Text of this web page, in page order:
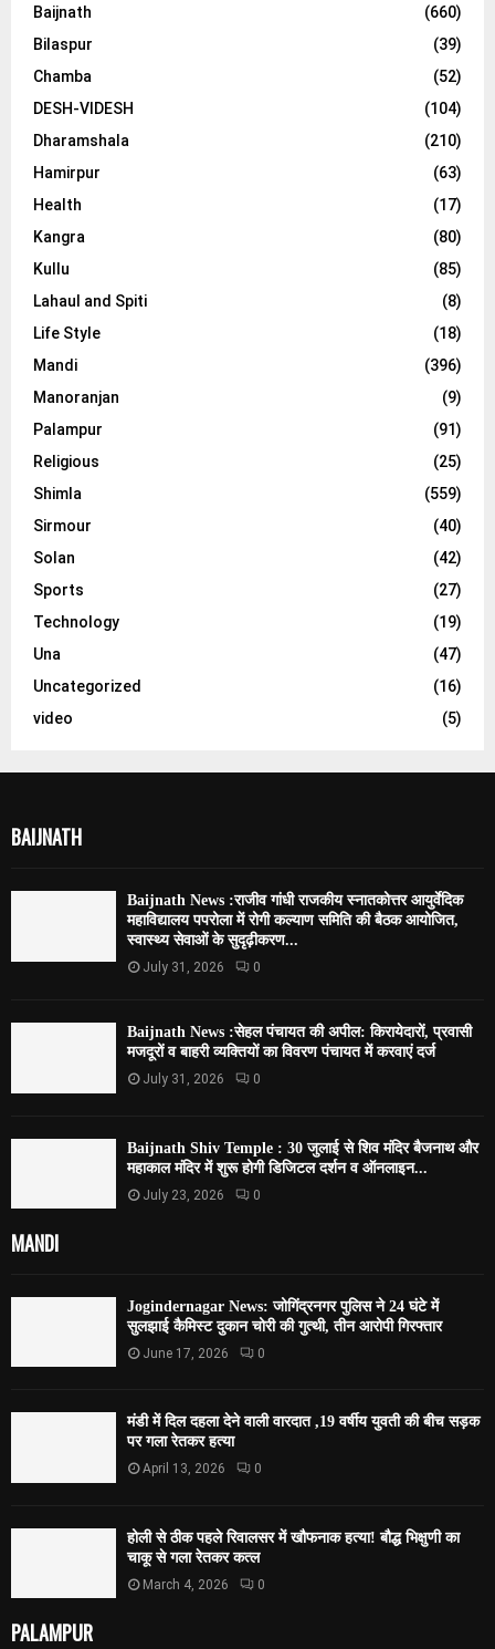
Baijnath
(660)
Bilaspur
(39)
Chamba
(52)
DESH-VIDESH
(104)
Dharamshala
(210)
Hamirpur
(63)
Health
(17)
Kangra
(80)
Kullu
(85)
Lahaul and Spiti
(8)
Life Style
(18)
Mandi
(396)
Manoranjan
(9)
Palampur
(91)
Religious
(25)
Shimla
(559)
Sirmour
(40)
Solan
(42)
Sports
(27)
Technology
(19)
Una
(47)
Uncategorized
(16)
video
(5)
BAIJNATH
Baijnath News :राजीव गांधी राजकीय स्नातकोत्तर आयुर्वेदिक
महाविद्यालय पपरोला में रोगी कल्याण समिति की बैठक आयोजित,
स्वास्थ्य सेवाओं के सुदृढ़ीकरण...
July 31, 2026 0
Baijnath News :सेहल पंचायत की अपील: किरायेदारों, प्रवासी
मजदूरों व बाहरी व्यक्तियों का विवरण पंचायत में करवाएं दर्ज
July 31, 2026 0
Baijnath Shiv Temple : 30 जुलाई से शिव मंदिर बैजनाथ और
महाकाल मंदिर में शुरू होगी डिजिटल दर्शन व ऑनलाइन...
July 23, 2026 0
MANDI
Jogindernagar News: जोगिंद्रनगर पुलिस ने 24 घंटे में
सुलझाई कैमिस्ट दुकान चोरी की गुत्थी, तीन आरोपी गिरफ्तार
June 17, 2026 0
मंडी में दिल दहला देने वाली वारदात ,19 वर्षीय युवती की बीच सड़क
पर गला रेतकर हत्या
April 13, 2026 0
होली से ठीक पहले रिवालसर में खौफनाक हत्या! बौद्ध भिक्षुणी का
चाकू से गला रेतकर कत्ल
March 4, 2026 0
PALAMPUR